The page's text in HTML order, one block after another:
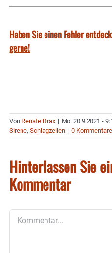
Haben Sie einen Fehler
gerne!
Von Renate Drax | Mo. 20.9.2021 -
Sirene, Schlagzeilen | 0 Kommentare
Hinterlassen Sie
Kommentar